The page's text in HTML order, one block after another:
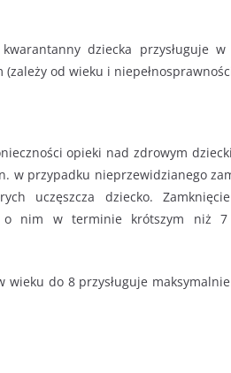
dziecka przysługuje
od wieku i
opieki nad zdrowym
w przypadku nieprzewidzianego
uczęszcza dziecko.
o nim w terminie krótszym niż
wieku do 8 przysługuje